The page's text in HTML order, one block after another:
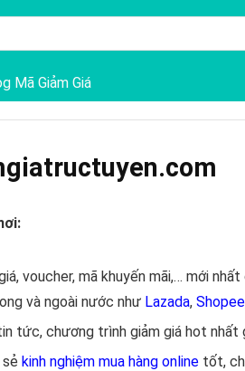
Mã Giảm Giá
voucher, mã khuyến mãi,… mới
và ngoài nước như Lazada, Shopee
tức, chương trình giảm giá hot nhất
sẻ kinh nghiệm mua hàng online tốt,